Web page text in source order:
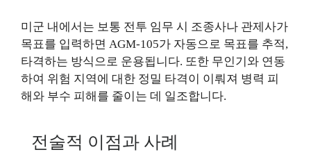
미군 내에서는 보통 전투 임무 시 조종사나 관제사가
목표를 입력하면 AGM-105가 자동으로 목표를 추적,
타격하는 방식으로 운용됩니다. 또한 무인기와 연동
하여 위험 지역에 대한 정밀 타격이 이뤄져 병력 피
해와 부수 피해를 줄이는 데 일조합니다.
전술적 이점과 사례